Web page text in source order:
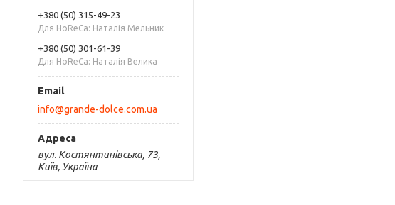
+380 (50) 315-49-23
Для HoReCa: Наталія Мельник
+380 (50) 301-61-39
Для HoReCa: Наталія Велика
info@grande-dolce.com.ua
вул. Костянтинівська, 73,
Київ, Україна